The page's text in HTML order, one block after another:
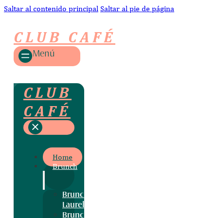
Saltar al contenido principal Saltar al pie de página
CLUB CAFÉ
Menú
CLUB
CAFÉ
Home
Brunch
Brunch
Laurel
Brunch